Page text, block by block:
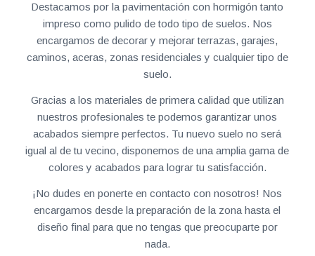
Destacamos por la pavimentación con hormigón tanto
impreso como pulido de todo tipo de suelos. Nos
encargamos de decorar y mejorar terrazas, garajes,
caminos, aceras, zonas residenciales y cualquier tipo de
suelo.
Gracias a los materiales de primera calidad que utilizan
nuestros profesionales te podemos garantizar unos
acabados siempre perfectos. Tu nuevo suelo no será
igual al de tu vecino, disponemos de una amplia gama de
colores y acabados para lograr tu satisfacción.
¡No dudes en ponerte en contacto con nosotros! Nos
encargamos desde la preparación de la zona hasta el
diseño final para que no tengas que preocuparte por
nada.